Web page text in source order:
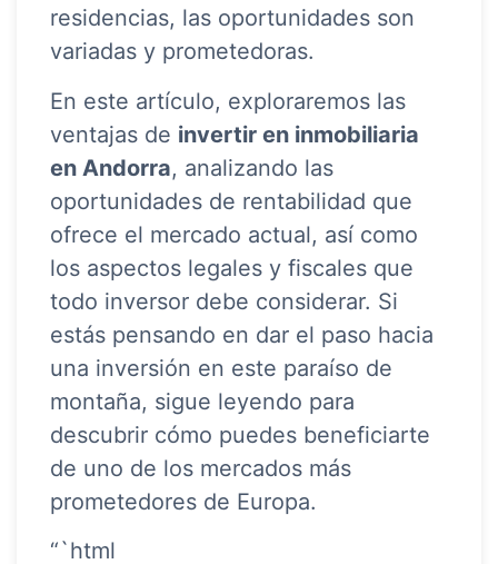
residencias, las oportunidades son
variadas y prometedoras.
En este artículo, exploraremos las
ventajas de invertir en inmobiliaria
en Andorra, analizando las
oportunidades de rentabilidad que
ofrece el mercado actual, así como
los aspectos legales y fiscales que
todo inversor debe considerar. Si
estás pensando en dar el paso hacia
una inversión en este paraíso de
montaña, sigue leyendo para
descubrir cómo puedes beneficiarte
de uno de los mercados más
prometedores de Europa.
“`html